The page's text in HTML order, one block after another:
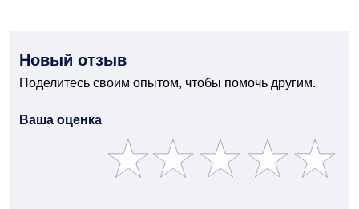
Новый отзыв
Поделитесь своим опытом, чтобы помочь другим.
Ваша оценка